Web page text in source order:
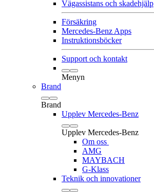
Vägassistans och skadehjälp
Försäkring
Mercedes-Benz Apps
Instruktionsböcker
Support och kontakt
Menyn
Brand
Brand
Upplev Mercedes-Benz
Upplev Mercedes-Benz
Om oss
AMG
MAYBACH
G-Klass
Teknik och innovationer